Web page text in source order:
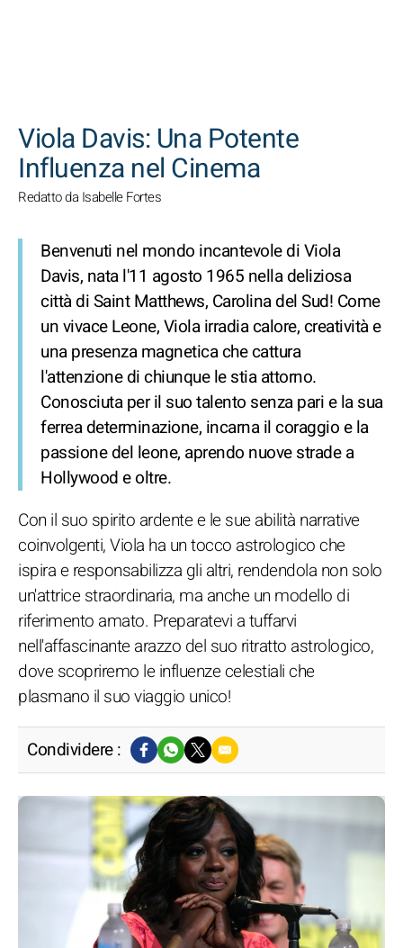
Viola Davis: Una Potente
Influenza nel Cinema
Redatto da Isabelle Fortes
Benvenuti nel mondo incantevole di Viola
Davis, nata l'11 agosto 1965 nella deliziosa
città di Saint Matthews, Carolina del Sud! Come
un vivace Leone, Viola irradia calore, creatività e
una presenza magnetica che cattura
l'attenzione di chiunque le stia attorno.
Conosciuta per il suo talento senza pari e la sua
ferrea determinazione, incarna il coraggio e la
passione del leone, aprendo nuove strade a
Hollywood e oltre.
Con il suo spirito ardente e le sue abilità narrative
coinvolgenti, Viola ha un tocco astrologico che
ispira e responsabilizza gli altri, rendendola non solo
un'attrice straordinaria, ma anche un modello di
riferimento amato. Preparatevi a tuffarvi
nell'affascinante arazzo del suo ritratto astrologico,
dove scopriremo le influenze celestiali che
plasmano il suo viaggio unico!
Condividere :